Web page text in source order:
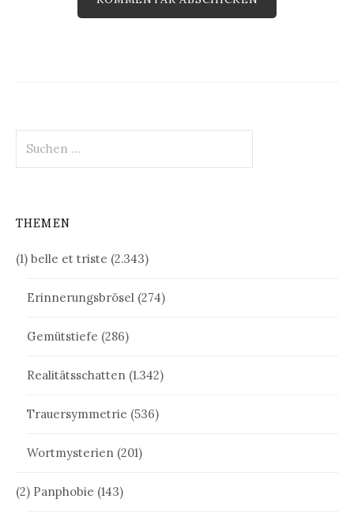
nach:
THEMEN
(1) belle et triste (2.343)
Erinnerungsbrösel (274)
Gemütstiefe (286)
Realitätsschatten (1.342)
Trauersymmetrie (536)
Wortmysterien (201)
(2) Panphobie (143)